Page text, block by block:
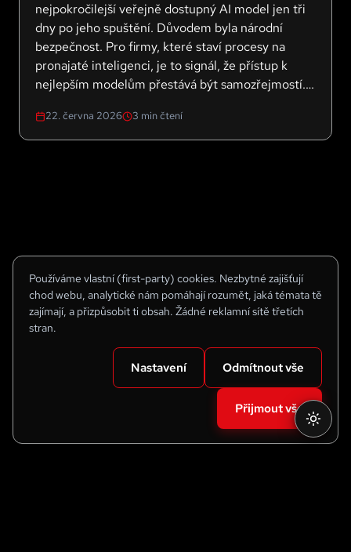
Používáme vlastní (first-party) cookies. Nezbytné zajišťují
chod webu, analytické nám pomáhají rozumět, jaká témata tě
zajímají, a přizpůsobit ti obsah. Žádné reklamní sítě třetích
stran.
Nastavení Odmítnout vše
Přijmout vše
nejpokročilejší veřejně dostupný AI model jen tři
dny po jeho spuštění. Důvodem byla národní
bezpečnost. Pro firmy, které staví procesy na
pronajaté inteligenci, je to signál, že přístup k
nejlepším modelům přestává být samozřejmostí.
alternativy?
22. června 2026 3 min čtení